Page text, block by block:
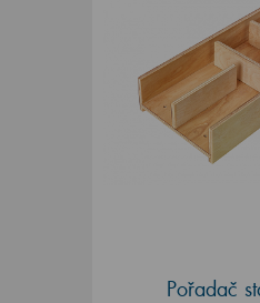
Pořadač